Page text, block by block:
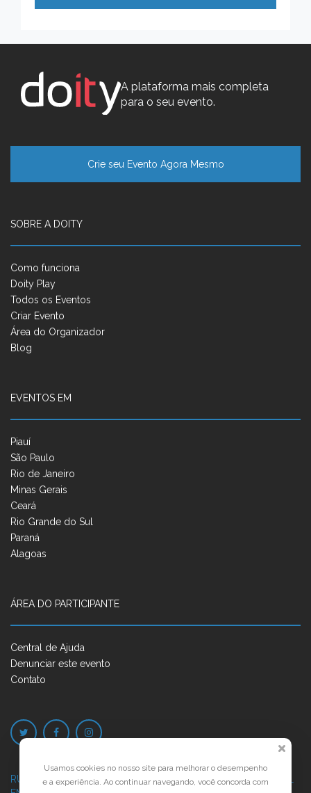
A plataforma mais completa
para o seu evento.
Crie seu Evento Agora Mesmo
SOBRE A DOITY
Como funciona
Doity Play
Todos os Eventos
Criar Evento
Área do Organizador
Blog
EVENTOS EM
Piauí
São Paulo
Rio de Janeiro
Minas Gerais
Ceará
Rio Grande do Sul
Paraná
Alagoas
ÁREA DO PARTICIPANTE
Central de Ajuda
Denunciar este evento
Contato
RUA JOSÉ PONTES DE MAGALHÃES, 70JATIÚCA, MACEIÓ - AL
Usamos cookies no nosso site para melhorar o desempenho
e a experiência. Ao continuar navegando, você concorda com